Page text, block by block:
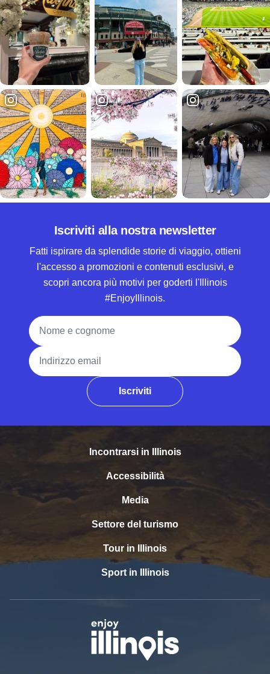
Iscriviti alla nostra newsletter
Fatti ispirare da splendide storie di viaggio, ottieni
l'accesso a promozioni e contenuti esclusivi, e
scopri ancora più motivi per goderti l'Illinois
#EnjoyIllinois.
Nome e cognome
Indirizzo email
Iscriviti
Incontrarsi in Illinois
Accessibilità
Media
Settore del turismo
Tour in Illinois
Sport in Illinois